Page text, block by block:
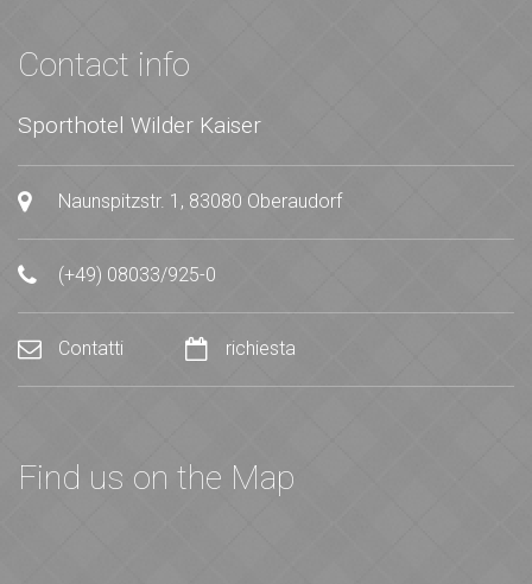
Contact info
Sporthotel Wilder Kaiser
Naunspitzstr. 1, 83080 Oberaudorf
(+49) 08033/925-0
Contatti richiesta
Find us on the Map